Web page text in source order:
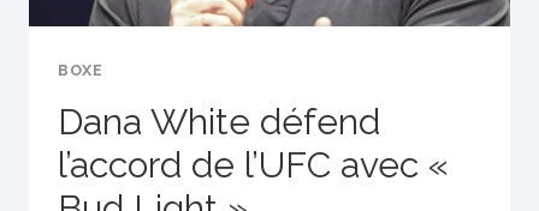
BOXE
Dana White défend
l’accord de l’UFC avec «